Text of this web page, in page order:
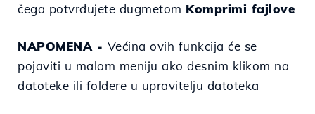
čega potvrđujete dugmetom Komprimi fajlove
NAPOMENA - Većina ovih funkcija će se
pojaviti u malom meniju ako desnim klikom na
datoteke ili foldere u upravitelju datoteka